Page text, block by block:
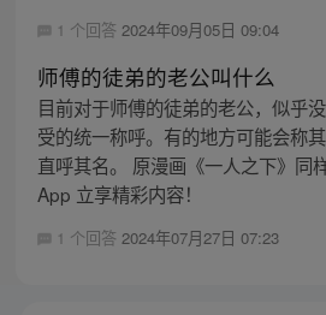
1 个回答 2024年09月05日 09:04
师傅的徒弟的老公叫什么
目前对于师傅的徒弟的老公，似乎
受的统一称呼。有的地方可能会称
直呼其名。 原漫画《一人之下》同
App 立享精彩内容！
1 个回答 2024年07月27日 07:23